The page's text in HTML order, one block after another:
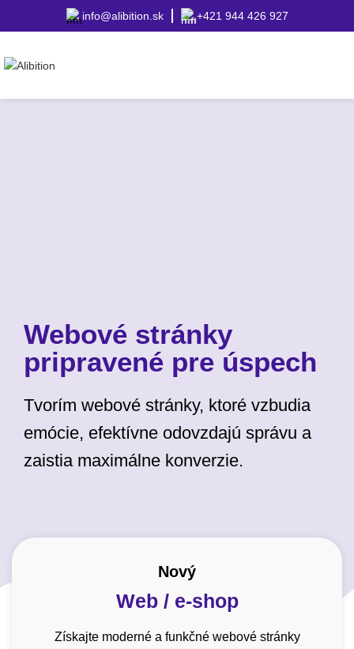
info@alibition.sk +421 944 426 927
Webové stránky
pripravené pre úspech
Tvorím webové stránky, ktoré vzbudia
emócie, efektívne odovzdajú správu a
zaistia maximálne konverzie.
Nový
Web / e-shop
Získajte moderné a funkčné webové stránky